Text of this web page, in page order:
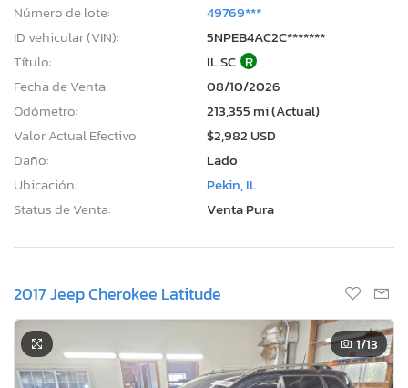
Número de lote:
49769***
ID vehicular (VIN):
5NPEB4AC2C*******
Título:
IL SC R
Fecha de Venta:
08/10/2026
Odómetro:
213,355 mi (Actual)
Valor Actual Efectivo:
$2,982 USD
Daño:
Lado
Ubicación:
Pekin, IL
Status de Venta:
Venta Pura
2017 Jeep Cherokee Latitude
1/13